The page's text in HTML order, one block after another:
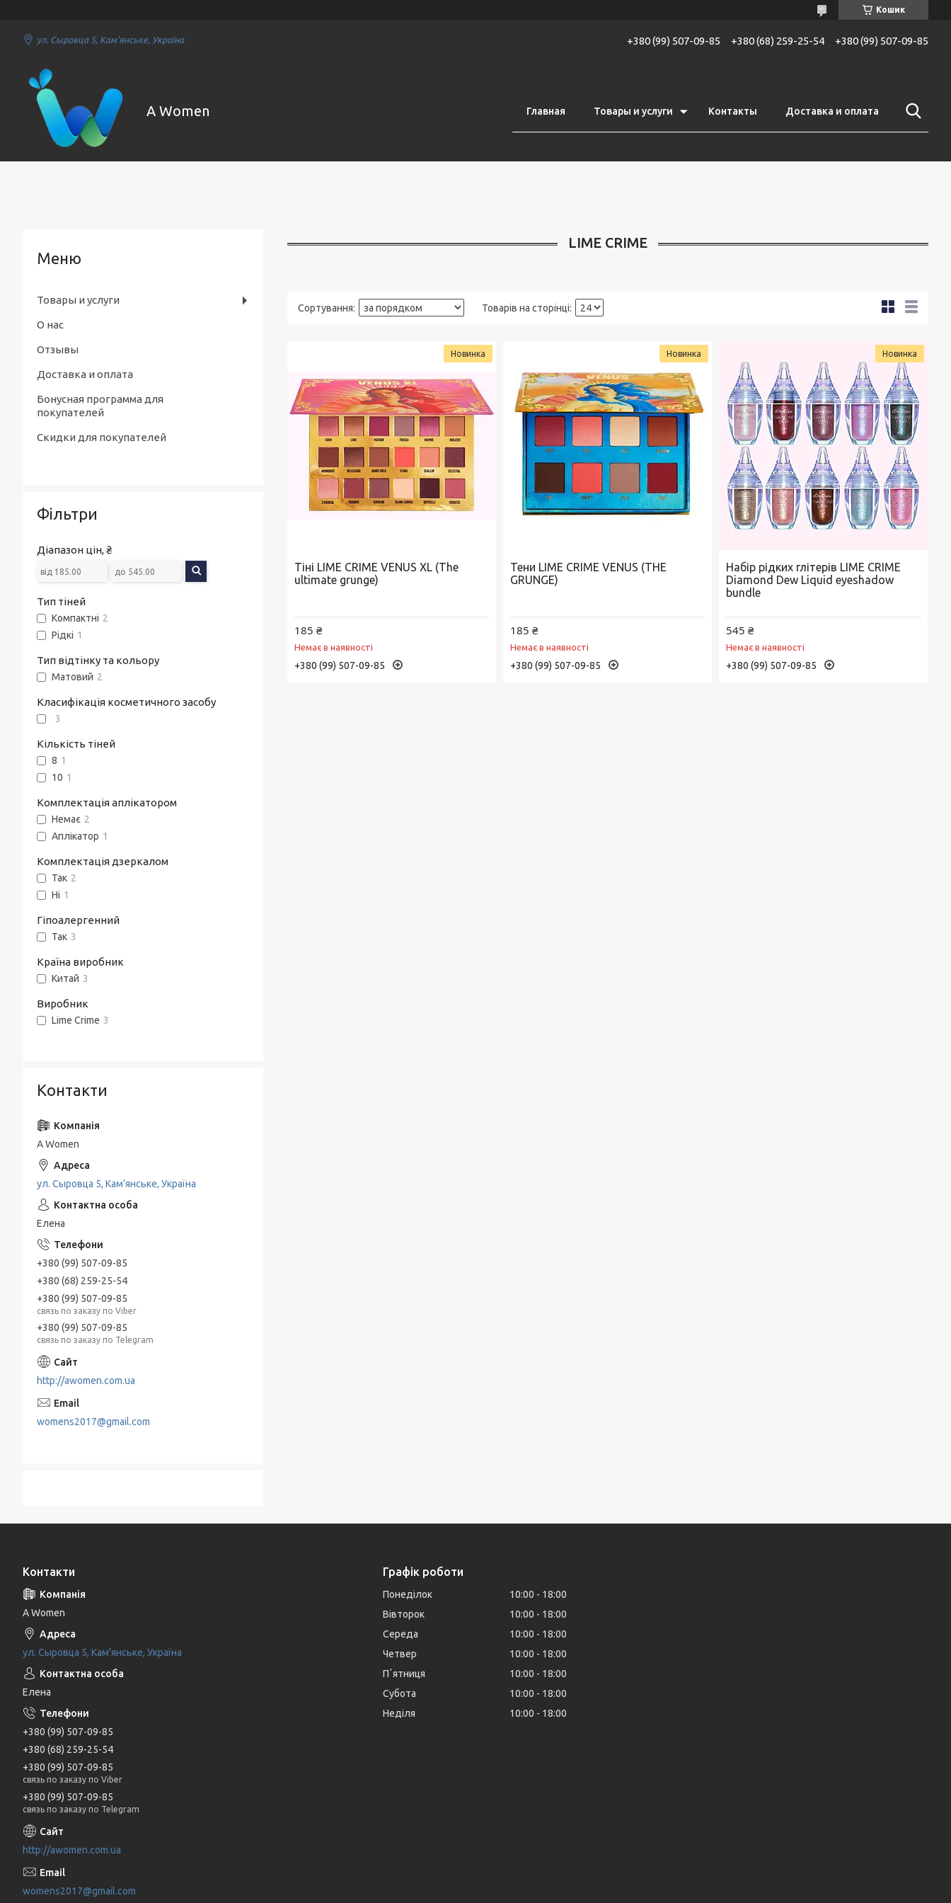
Кошик
ул. Сыровца 5, Кам'янське, Україна +380 (99) 507-09-85 +380 (68) 259-25-54 +380 (99) 507-09-85
A Women Главная Товары и услуги Контакты Доставка и оплата
LIME CRIME
Новинка
Тіні LIME CRIME VENUS XL (The
ultimate grunge)
185 ₴
Немає в наявності
+380 (99) 507-09-85
Новинка
Тени LIME CRIME VENUS (THE
GRUNGE)
185 ₴
Немає в наявності
+380 (99) 507-09-85
Новинка
Набір рідких глітерів LIME CRIME
Diamond Dew Liquid eyeshadow
bundle
545 ₴
Немає в наявності
+380 (99) 507-09-85
Товары и услуги
О нас
Отзывы
Доставка и оплата
Бонусная программа для
покупателей
Скидки для покупателей
Фільтри
Діапазон цін, ₴
Тип тіней
Компактні 2
Рідкі 1
Тип відтінку та кольору
Матовий 2
Класифікація косметичного засобу
3
Кількість тіней
8 1
10 1
Комплектація аплікатором
Немає 2
Аплікатор 1
Комплектація дзеркалом
Так 2
Ні 1
Гіпоалергенний
Так 3
Країна виробник
Китай 3
Виробник
Lime Crime 3
Контакти
A Women
ул. Сыровца 5, Кам'янське, Україна
Елена
+380 (99) 507-09-85
+380 (68) 259-25-54
+380 (99) 507-09-85
связь по заказу по Viber
+380 (99) 507-09-85
связь по заказу по Telegram
http://awomen.com.ua
womens2017@gmail.com
Контакти
A Women
ул. Сыровца 5, Кам'янське, Україна
Елена
+380 (99) 507-09-85
+380 (68) 259-25-54
+380 (99) 507-09-85
связь по заказу по Viber
+380 (99) 507-09-85
связь по заказу по Telegram
http://awomen.com.ua
womens2017@gmail.com
Графік роботи
Понеділок 10:00
18:00
Вівторок
10:00
18:00
Середа
10:00
18:00
Четвер
10:00
18:00
Пʼятниця
10:00
18:00
Субота
10:00
18:00
Неділя
10:00 18:00